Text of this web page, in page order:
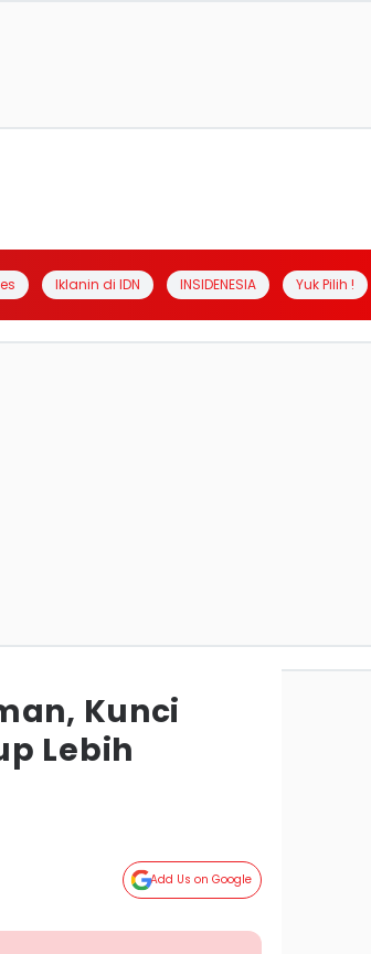
Iklanin di IDN INSIDENESIA Yuk Pilih !
Kunci
Lebih
Add Us on Google